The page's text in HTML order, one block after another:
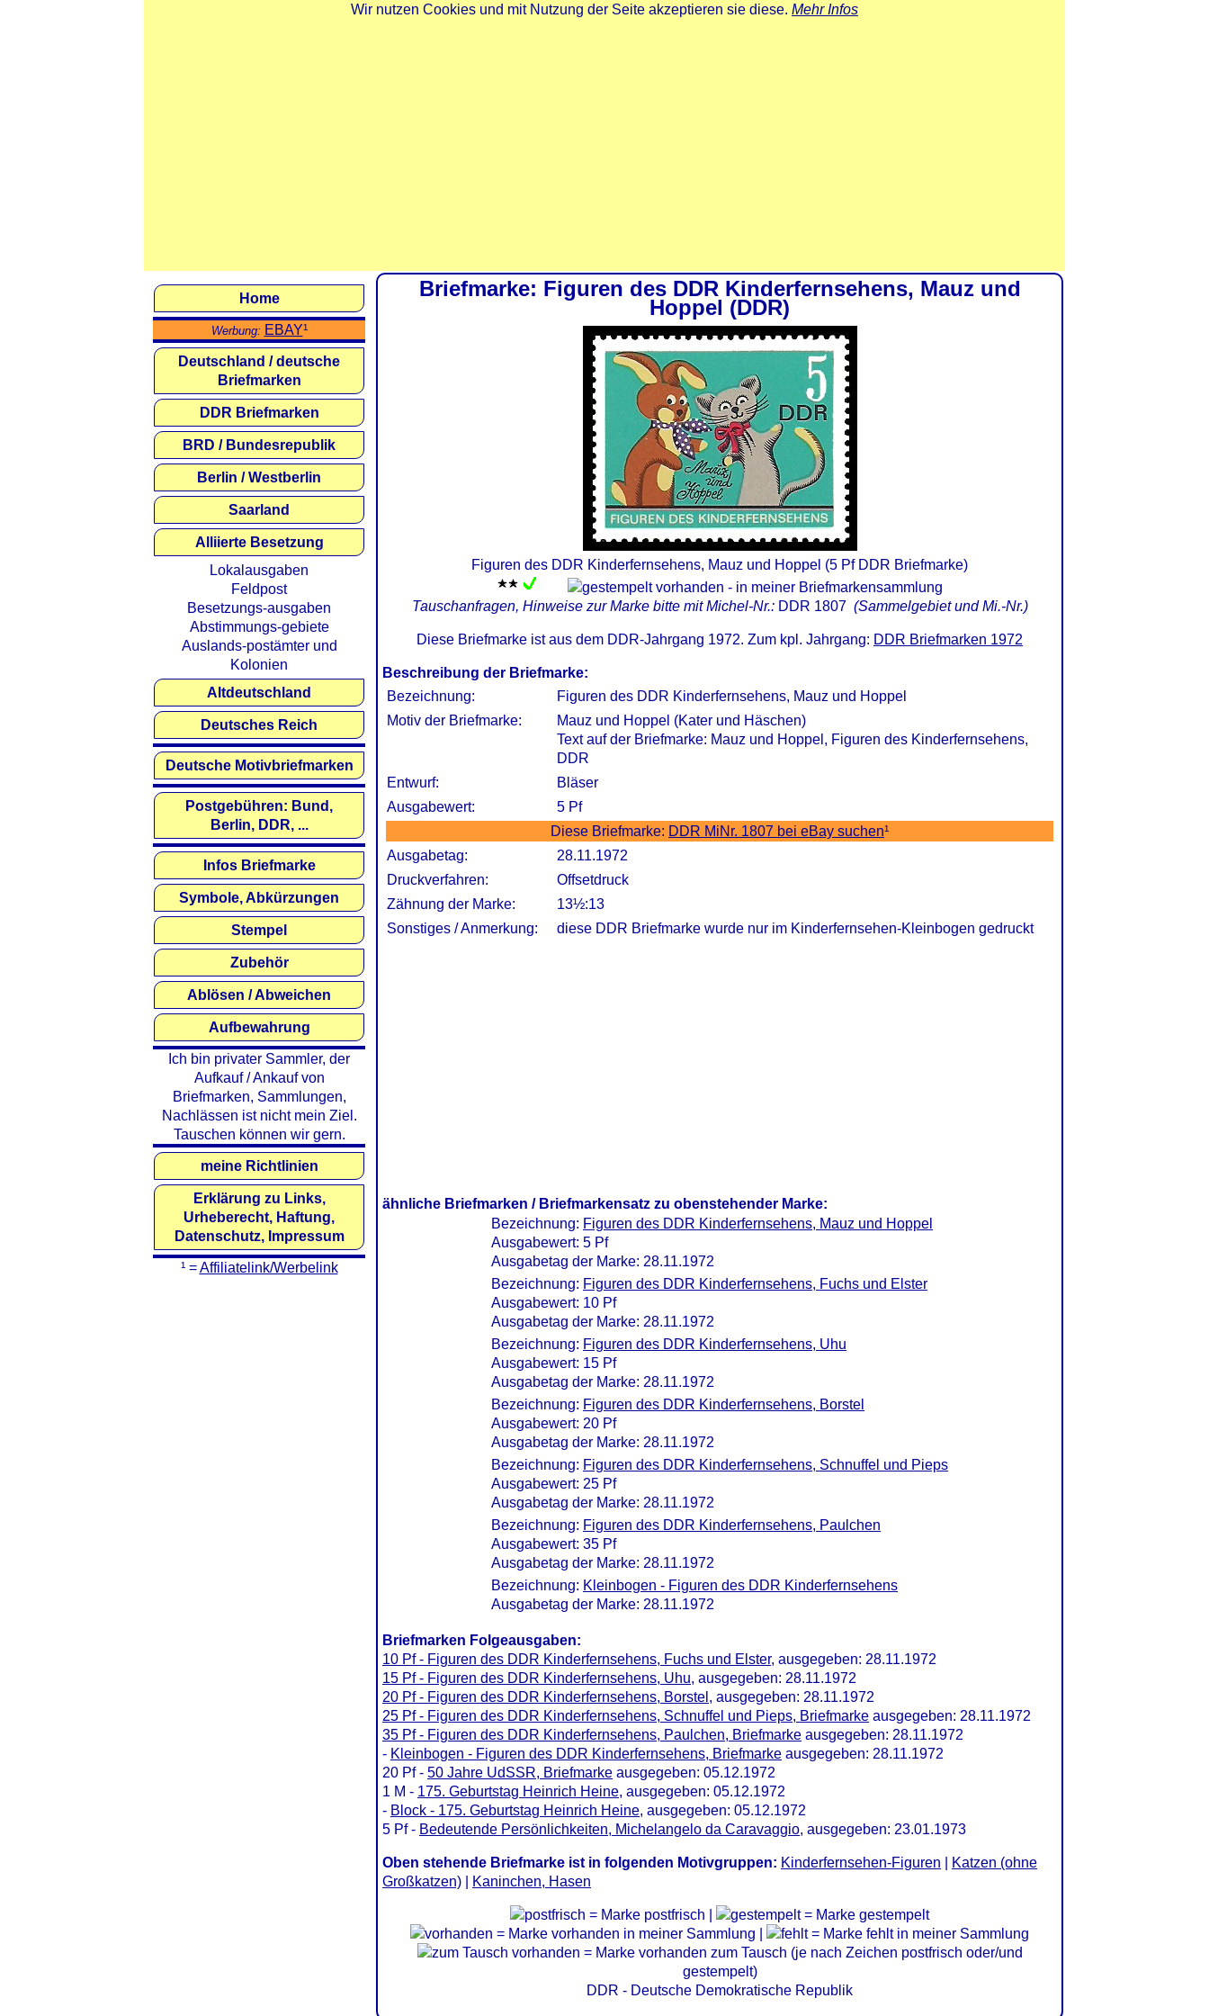
Wir nutzen Cookies und mit Nutzung der Seite akzeptieren sie diese. Mehr Infos
Briefmarke: Figuren des DDR Kinderfernsehens, Mauz und
Hoppel (DDR)
Figuren des DDR Kinderfernsehens, Mauz und Hoppel (5 Pf DDR Briefmarke)
Tauschanfragen, Hinweise zur Marke bitte mit Michel-Nr.: DDR 1807(Sammelgebiet und Mi.-Nr.)
Diese Briefmarke ist aus dem DDR-Jahrgang 1972. Zum kpl. Jahrgang: DDR Briefmarken 1972
Beschreibung der Briefmarke:
Bezeichnung:
Figuren des DDR Kinderfernsehens, Mauz und Hoppel
Motiv der Briefmarke:
Mauz und Hoppel (Kater und Häschen)
Text auf der Briefmarke: Mauz und Hoppel, Figuren des Kinderfernsehens,
DDR
Entwurf:
Bläser
Ausgabewert:
5 Pf
Diese Briefmarke: DDR MiNr. 1807 bei eBay suchen¹
Ausgabetag:
28.11.1972
Druckverfahren:
Offsetdruck
Zähnung der Marke:
13½:13
Sonstiges / Anmerkung:
diese DDR Briefmarke wurde nur im Kinderfernsehen-Kleinbogen gedruckt
ähnliche Briefmarken / Briefmarkensatz zu obenstehender Marke:
Bezeichnung: Figuren des DDR Kinderfernsehens, Mauz und Hoppel
Ausgabewert: 5 Pf
Ausgabetag der Marke: 28.11.1972
Bezeichnung: Figuren des DDR Kinderfernsehens, Fuchs und Elster
Ausgabewert: 10 Pf
Ausgabetag der Marke: 28.11.1972
Bezeichnung: Figuren des DDR Kinderfernsehens, Uhu
Ausgabewert: 15 Pf
Ausgabetag der Marke: 28.11.1972
Bezeichnung: Figuren des DDR Kinderfernsehens, Borstel
Ausgabewert: 20 Pf
Ausgabetag der Marke: 28.11.1972
Bezeichnung: Figuren des DDR Kinderfernsehens, Schnuffel und Pieps
Ausgabewert: 25 Pf
Ausgabetag der Marke: 28.11.1972
Bezeichnung: Figuren des DDR Kinderfernsehens, Paulchen
Ausgabewert: 35 Pf
Ausgabetag der Marke: 28.11.1972
Bezeichnung: Kleinbogen - Figuren des DDR Kinderfernsehens
Ausgabetag der Marke: 28.11.1972
Briefmarken Folgeausgaben:
10 Pf - Figuren des DDR Kinderfernsehens, Fuchs und Elster, ausgegeben: 28.11.1972
15 Pf - Figuren des DDR Kinderfernsehens, Uhu, ausgegeben: 28.11.1972
20 Pf - Figuren des DDR Kinderfernsehens, Borstel , ausgegeben: 28.11.1972
25 Pf - Figuren des DDR Kinderfernsehens, Schnuffel und Pieps, Briefmarke ausgegeben: 28.11.1972
35 Pf - Figuren des DDR Kinderfernsehens, Paulchen, Briefmarke ausgegeben: 28.11.1972
- Kleinbogen - Figuren des DDR Kinderfernsehens, Briefmarke ausgegeben: 28.11.1972
20 Pf - 50 Jahre UdSSR, Briefmarke ausgegeben: 05.12.1972
1 M - 175. Geburtstag Heinrich Heine, ausgegeben: 05.12.1972
- Block - 175. Geburtstag Heinrich Heine, ausgegeben: 05.12.1972
5 Pf - Bedeutende Persönlichkeiten, Michelangelo da Caravaggio, ausgegeben: 23.01.1973
Oben stehende Briefmarke ist in folgenden Motivgruppen: Kinderfernsehen-Figuren
Katzen (ohne
Großkatzen)
Kaninchen, Hasen
= Marke postfrisch |
= Marke gestempelt
= Marke vorhanden in meiner Sammlung |
= Marke fehlt in meiner Sammlung
= Marke vorhanden zum Tausch (je nach Zeichen postfrisch oder/und
gestempelt)
DDR - Deutsche Demokratische Republik
Home
Werbung: EBAY¹
Deutschland / deutsche
Briefmarken
DDR Briefmarken
BRD / Bundesrepublik
Berlin / Westberlin
Saarland
Alliierte Besetzung
Lokalausgaben
Feldpost
Besetzungs-ausgaben
Abstimmungs-gebiete
Auslands-postämter und
Kolonien
Altdeutschland
Deutsches Reich
Deutsche Motivbriefmarken
Postgebühren: Bund,
Berlin, DDR, ...
Infos Briefmarke
Symbole, Abkürzungen
Stempel
Zubehör
Ablösen / Abweichen
Aufbewahrung
Ich bin privater Sammler, der
Aufkauf / Ankauf von
Briefmarken, Sammlungen,
Nachlässen ist nicht mein Ziel.
Tauschen können wir gern.
meine Richtlinien
Erklärung zu Links,
Urheberecht, Haftung,
Datenschutz, Impressum
¹ =Affiliatelink/Werbelink